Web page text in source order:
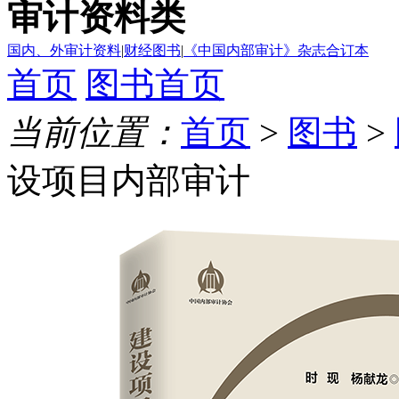
审计资料类
国内、外审计资料|财经图书| 《中国内部审计》杂志合订本
首页 图书首页
当前位置： 首页 > 图书 >
设项目内部审计